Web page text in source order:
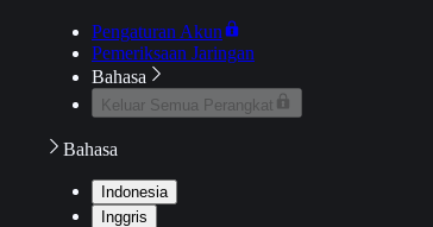
Pengaturan Akun
Pemeriksaan Jaringan
Bahasa
Keluar Semua Perangkat
Bahasa
Indonesia
Inggris